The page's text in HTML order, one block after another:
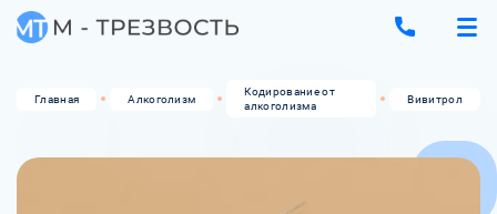
Главная Алкоголизм
Кодирование от
алкоголизма
Вивитрол